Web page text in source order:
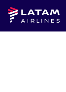
Saltar
menú.
Saltar al
contenido
principal.
Navegación
Latam
Airlines